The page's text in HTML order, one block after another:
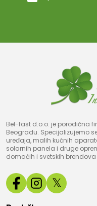
Bel-fast d.o.o. je porodična
Beogradu. Specijalizujemo
uređaja, malih kućnih
solarnih panela i druge
domaćih i svetskih
𝕏